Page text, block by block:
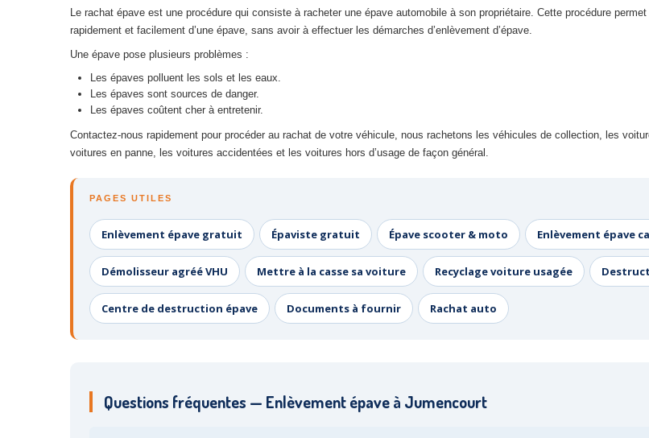
Le rachat épave est une procédure qui consiste à racheter une épave automobile à son propriétaire. Cette procédure
rapidement et facilement d’une épave, sans avoir à effectuer les démarches d’enlèvement d’épave.
Une épave pose plusieurs problèmes :
Les épaves polluent les sols et les eaux.
Les épaves sont sources de danger.
Les épaves coûtent cher à entretenir.
Contactez-nous rapidement pour procéder au rachat de votre véhicule, nous rachetons les véhicules de collection, les
voitures en panne, les voitures accidentées et les voitures hors d’usage de façon général.
PAGES UTILES
Enlèvement épave gratuit Épaviste gratuit Épave scooter & moto Enlèvement épave
Démolisseur agréé VHU Mettre à la casse sa voiture Recyclage voiture usagée
Centre de destruction épave Documents à fournir Rachat auto
Questions fréquentes — Enlèvement épave à Jumencourt